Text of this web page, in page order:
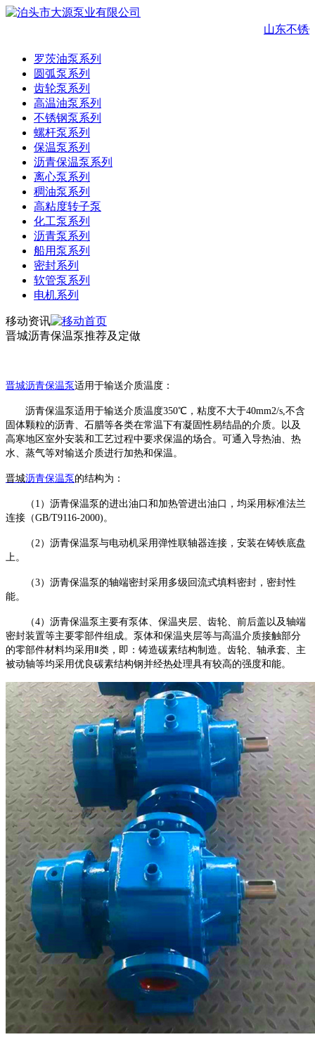
山东不锈
罗茨油泵系列
圆弧泵系列
齿轮泵系列
高温油泵系列
不锈钢泵系列
螺杆泵系列
保温泵系列
沥青保温泵系列
离心泵系列
稠油泵系列
高粘度转子泵
化工泵系列
沥青泵系列
船用泵系列
密封系列
软管泵系列
电机系列
移动资讯
晋城沥青保温泵推荐及定做
晋城沥青保温泵适用于输送介质温度 ：
沥青保温泵适用于输送介质温度350℃，粘度不大于40mm2/s,不含
固体颗粒的沥青、石腊等各类在常温下有凝固性易结晶的介质。以及
高寒地区室外安装和工艺过程中要求保温的场合。可通入导热油、热
水、蒸气等对输送介质进行加热和保温。
晋城沥青保温泵 的结构为：
（ 1）沥青保温泵的进出油口和加热管进出油口，均采用标准法兰
连接（GB/T9116-2000)。
（2）沥青保温泵与电动机采用弹性联轴器连接，安装在铸铁底盘
上。
（3）沥青保温泵的轴端密封采用多级回流式填料密封，密封性
能。
（4）沥青保温泵主要有泵体、保温夹层、齿轮、前后盖以及轴端
密封装置等主要零部件组成。泵体和保温夹层等与高温介质接触部分
的零部件材料均采用Ⅱ类，即：铸造碳素结构制造。齿轮、轴承套、主
被动轴等均采用优良碳素结构钢并经热处理具有较高的强度和能。